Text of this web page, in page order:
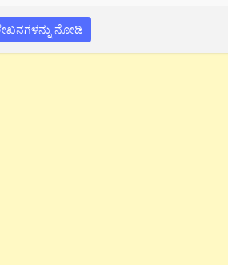
ನೋಡಿ